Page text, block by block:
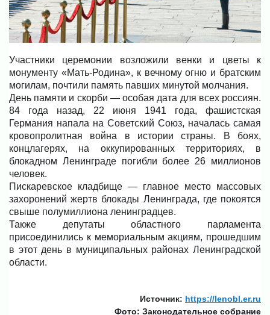
Участники церемонии возложили венки и цветы к
монументу «Мать-Родина», к вечному огню и братским
могилам, почтили память павших минутой молчания.
День памяти и скорби — особая дата для всех россиян.
84 года назад, 22 июня 1941 года, фашистская
Германия напала на Советский Союз, началась самая
кровопролитная война в истории страны. В боях,
концлагерях, на оккупированных территориях, в
блокадном Ленинграде погибли более 26 миллионов
человек.
Пискаревское кладбище — главное место массовых
захоронений жертв блокады Ленинграда, где покоятся
свыше полумиллиона ленинградцев.
Также депутаты областного парламента
присоединились к мемориальным акциям, прошедшим
в этот день в муниципальных районах Ленинградской
области.
Источник: https://lenobl.er.ru
Фото: Законодательное собрание